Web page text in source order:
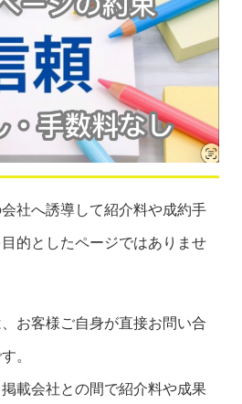
社へ誘導して紹介料や成約手
的としたページではありませ
お客様ご自身が直接お問い合
。
載会社との間で紹介料や成果